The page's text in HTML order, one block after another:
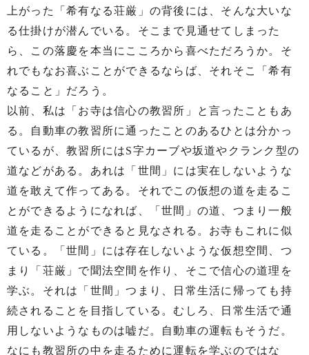
上がった「希有なる荘厳」の背後には、そんな大いな
る仕掛けが潜んでいる。そこまで見通せてしまった
ら、この落慶を本当にこころから喜べただろうか。そ
れでもなお喜ぶことができるならば、それそこ「希有
なること」だろう。
以前、私は「お寺は信心の教習所」と言ったこともあ
る。自動車の教習所に通ったことのあるひとは分かっ
ているが、教習所にはS字カーブや坂道やクランク型の
道などがある。あれは「世間」には実在しないような
道を敢えて作ってある。それでこの仮想の道を走るこ
とができるようになれば、「世間」の道、つまり一般
道を走ることができると見なされる。お寺もこれに似
ている。「世間」には存在しないような仮想空間、つ
まり「荘厳」で聞法空間を作り、そこで信心の道理を
学ぶ。それは「世間」つまり、日常生活に帰っても持
続されることを目指している。むしろ、日常生活で通
用しないようなものは嘘だ。自動車の運転もそうだ。
なにも教習所の中を走るために運転を学ぶのではな